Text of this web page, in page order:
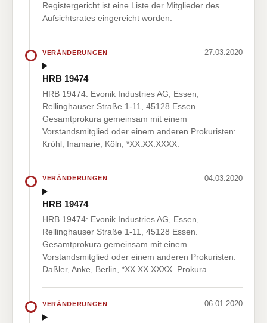
Registergericht ist eine Liste der Mitglieder des
Aufsichtsrates eingereicht worden.
VERÄNDERUNGEN 27.03.2020
HRB 19474
HRB 19474: Evonik Industries AG, Essen,
Rellinghauser Straße 1-11, 45128 Essen.
Gesamtprokura gemeinsam mit einem
Vorstandsmitglied oder einem anderen Prokuristen:
Kröhl, Inamarie, Köln, *XX.XX.XXXX.
VERÄNDERUNGEN 04.03.2020
HRB 19474
HRB 19474: Evonik Industries AG, Essen,
Rellinghauser Straße 1-11, 45128 Essen.
Gesamtprokura gemeinsam mit einem
Vorstandsmitglied oder einem anderen Prokuristen:
Daßler, Anke, Berlin, *XX.XX.XXXX. Prokura …
VERÄNDERUNGEN 06.01.2020